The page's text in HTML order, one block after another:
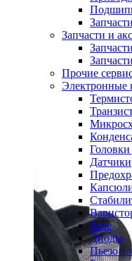
Запчасти и
Прочие
Электронные
Датчики
Реле
Диоды
Пьезо